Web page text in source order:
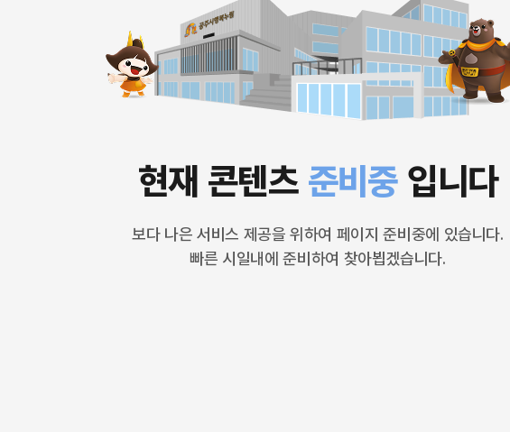
현재 콘텐츠 준비중입니다
보다 나은 서비스 제공을 위하여 페이지 준비중에 있습니다.
빠른 시일내에 준비하여 찾아뵙겠습니다.